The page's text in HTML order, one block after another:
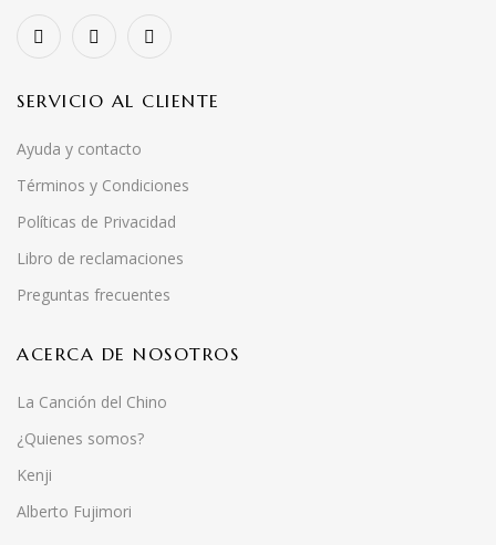
SERVICIO AL CLIENTE
Ayuda y contacto
Términos y Condiciones
Políticas de Privacidad
Libro de reclamaciones
Preguntas frecuentes
ACERCA DE NOSOTROS
La Canción del Chino
¿Quienes somos?
Kenji
Alberto Fujimori